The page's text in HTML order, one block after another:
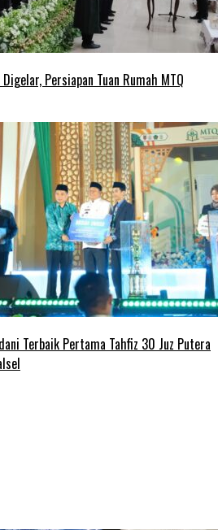
Persiapan Tuan Rumah MTQ
Terbaik Pertama Tahfiz 30 Juz Putera